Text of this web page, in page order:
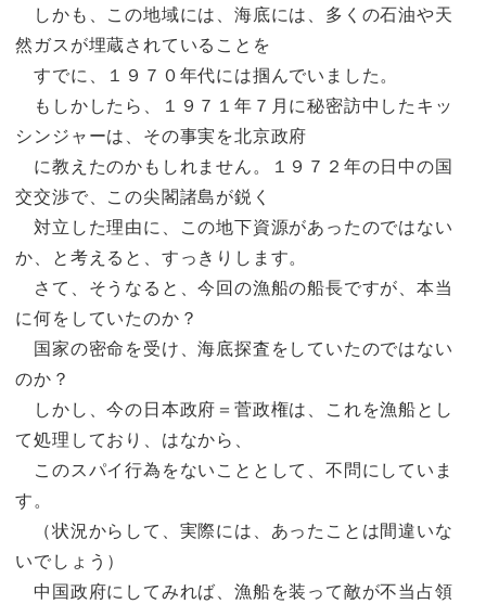
しかも、この地域には、海底には、多くの石油や天
然ガスが埋蔵されていることを
すでに、１９７０年代には掴んでいました。
もしかしたら、１９７１年７月に秘密訪中したキッ
シンジャーは、その事実を北京政府
に教えたのかもしれません。１９７２年の日中の国
交交渉で、この尖閣諸島が鋭く
対立した理由に、この地下資源があったのではない
か、と考えると、すっきりします。
さて、そうなると、今回の漁船の船長ですが、本当
に何をしていたのか？
国家の密命を受け、海底探査をしていたのではない
のか？
しかし、今の日本政府＝菅政権は、これを漁船とし
て処理しており、はなから、
このスパイ行為をないこととして、不問にしていま
す。
（状況からして、実際には、あったことは間違いな
いでしょう）
中国政府にしてみれば、漁船を装って敵が不当占領